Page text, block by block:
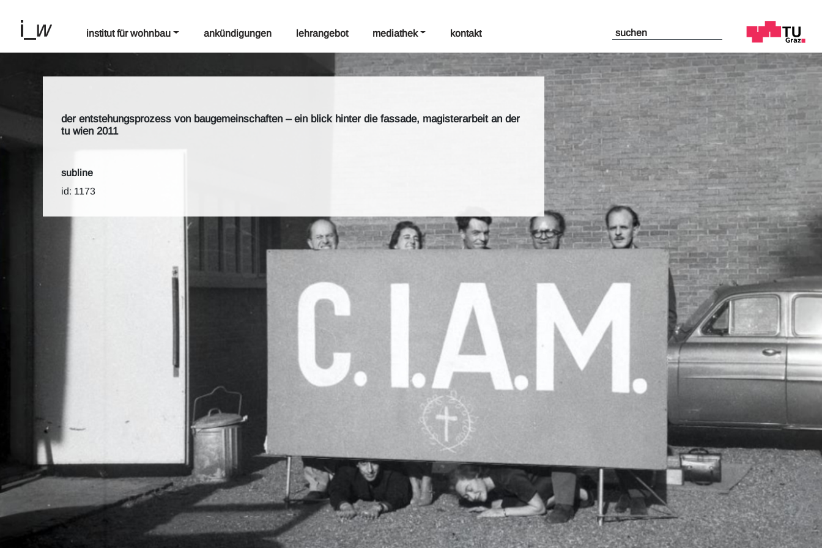
institut für wohnbau ankündigungen lehrangebot mediathek kontakt
der entstehungsprozess von baugemeinschaften – ein blick hinter die fassade, magisterarbeit an der
tu wien 2011
subline
id: 1173